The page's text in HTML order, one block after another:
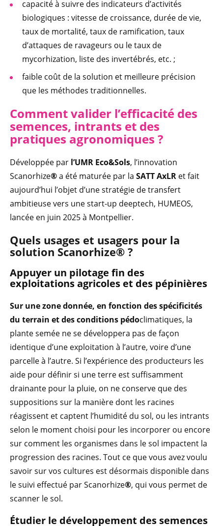
capacité à suivre des indicateurs d’activités
biologiques : vitesse de croissance, durée de vie,
taux de mortalité, taux de ramification, taux
d’attaques de ravageurs ou le taux de
mycorhization, liste des invertébrés, etc. ;
faible coût de la solution et meilleure précision
que les méthodes traditionnelles.
Comment valider l’efficacité des
semences, intrants et des
pratiques agronomiques ?
Développée par l’UMR Eco&Sols, l’innovation
Scanorhize®a été maturée par la SATT AxLR et fait
aujourd’hui l’objet d’une stratégie de transfert
ambitieuse vers une start-up deeptech, HUMEOS,
lancée en juin 2025 à Montpellier.
Quels usages et usagers pour la
solution Scanorhize® ?
Appuyer un pilotage fin des
exploitations agricoles et des pépinières
Sur une zone donnée, en fonction des spécificités
du terrain et des conditions pédoclimatiques, la
plante semée ne se développera pas de façon
identique d’une exploitation à l’autre, voire d’une
parcelle à l’autre. Si l’expérience des producteurs les
aide pour définir si une terre est suffisamment
drainante pour la pluie, on ne conserve que des
suppositions sur la manière dont les racines
réagissent et captent l’humidité du sol, ou les intrants
selon le moment choisi pour les incorporer ou encore
sur comment les organismes dans le sol impactent la
progression des racines. Tout ce que vous avez voulu
savoir sur vos cultures est désormais disponible dans
le suivi effectué par Scanorhize®, qui vous permet de
scanner le sol.
Étudier le développement des semences